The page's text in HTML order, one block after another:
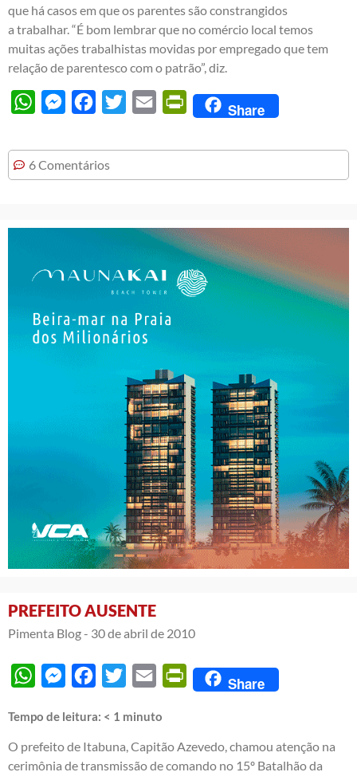
que há casos em que os parentes são constrangidos
a trabalhar. “É bom lembrar que no comércio local temos
muitas ações trabalhistas movidas por empregado que tem
relação de parentesco com o patrão”, diz.
WhatsAppMessengerFacebook
Twitter Email PrintFriendly
Share
6 Comentários
PREFEITO AUSENTE
Pimenta Blog - 30 de abril de 2010
WhatsAppMessengerFacebook
Twitter Email PrintFriendly
Share
Tempo de leitura: < 1 minuto
O prefeito de Itabuna, Capitão Azevedo, chamou atenção na
cerimônia de transmissão de comando no 15º Batalhão da